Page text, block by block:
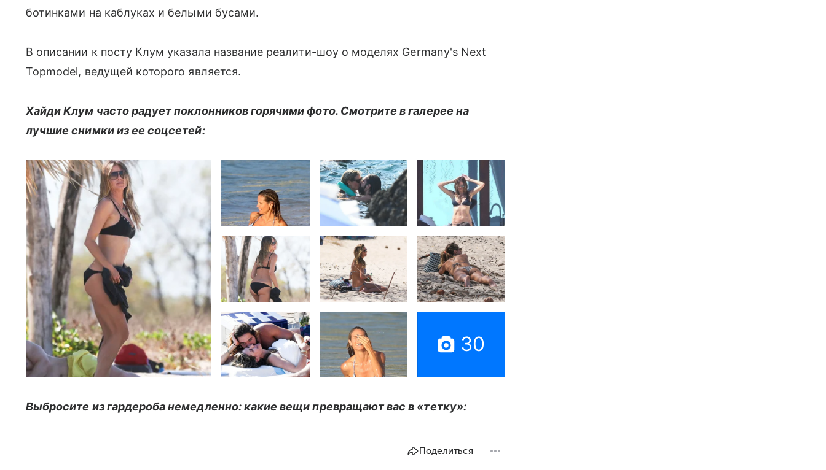
ботинками на каблуках и белыми бусами.
В описании к посту Клум указала название реалити-шоу о моделях Germany's Next
Topmodel, ведущей которого является.
Хайди Клум часто радует поклонников горячими фото. Смотрите в галерее на
лучшие снимки из ее соцсетей:
30
Выбросите из гардероба немедленно: какие вещи превращают вас в «тетку»:
Поделиться